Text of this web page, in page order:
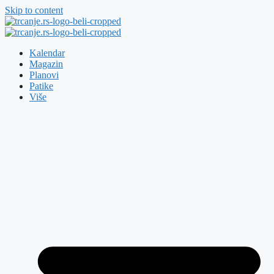
Skip to content
Kalendar
Magazin
Planovi
Patike
Više